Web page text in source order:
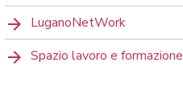
LuganoNetWork
Spazio lavoro e formazione